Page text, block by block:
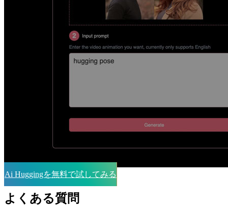
Ai Huggingを無料で試してみる
よくある質問